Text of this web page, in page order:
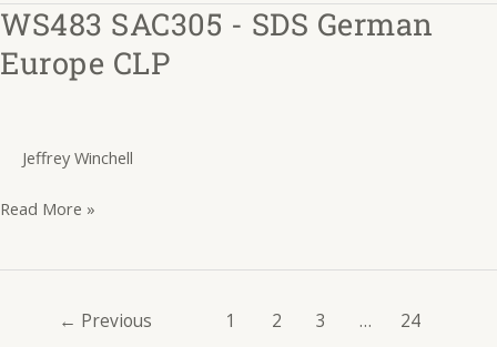
WS483 SAC305 - SDS German
Europe CLP
Jeffrey Winchell
WS483
SAC305
-
Europe
Read More »
← Previous 1 2 3 …
24